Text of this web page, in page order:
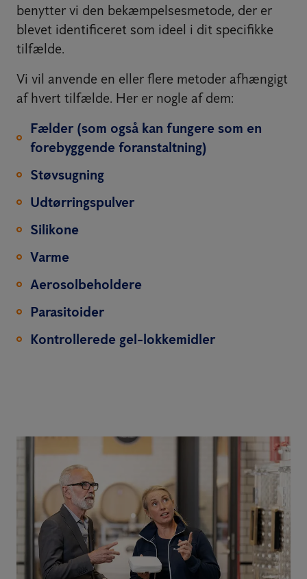
benytter vi den bekæmpelsesmetode, der er
blevet identificeret som ideel i dit specifikke
tilfælde.
Vi vil anvende en eller flere metoder afhængigt
af hvert tilfælde. Her er nogle af dem:
Fælder (som også kan fungere som en
forebyggende foranstaltning)
Støvsugning
Udtørringspulver
Silikone
Varme
Aerosolbeholdere
Parasitoider
Kontrollerede gel-lokkemidler